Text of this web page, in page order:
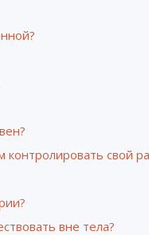
контролировать свой
вне тела?